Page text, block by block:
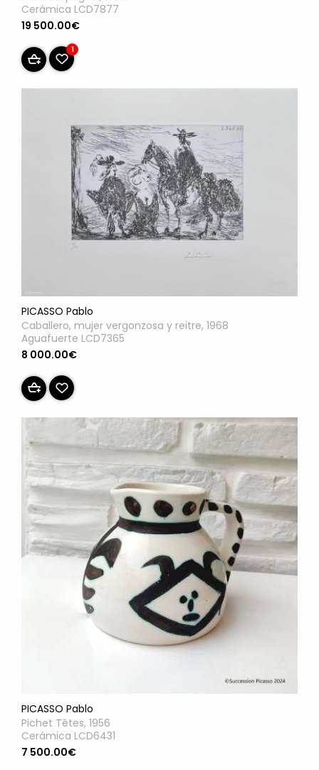
Cerámica LCD7877
19 500.00€
1
PICASSO Pablo
Caballero, mujer vergonzosa y reitre, 1968
Aguafuerte LCD7365
8 000.00€
PICASSO Pablo
Pichet Têtes, 1956
Cerámica LCD6431
7 500.00€